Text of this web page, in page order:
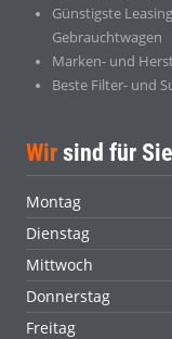
Günstigste
Gebrauchtwagen
Marken- und
Beste Filter- und
Wir sind für
Montag
Dienstag
Mittwoch
Donnerstag
Freitag